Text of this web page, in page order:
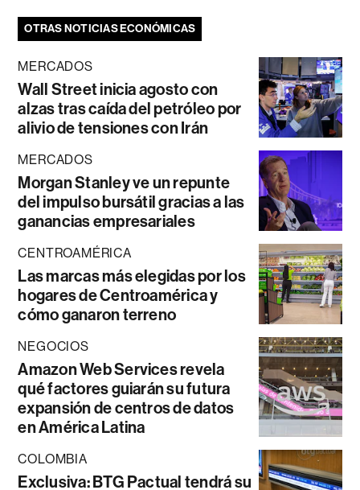
OTRAS NOTICIAS ECONÓMICAS
MERCADOS
Wall Street inicia agosto con
alzas tras caída del petróleo por
alivio de tensiones con Irán
MERCADOS
Morgan Stanley ve un repunte
del impulso bursátil gracias a las
ganancias empresariales
CENTROAMÉRICA
Las marcas más elegidas por los
hogares de Centroamérica y
cómo ganaron terreno
NEGOCIOS
Amazon Web Services revela
qué factores guiarán su futura
expansión de centros de datos
en América Latina
COLOMBIA
Exclusiva: BTG Pactual tendrá su